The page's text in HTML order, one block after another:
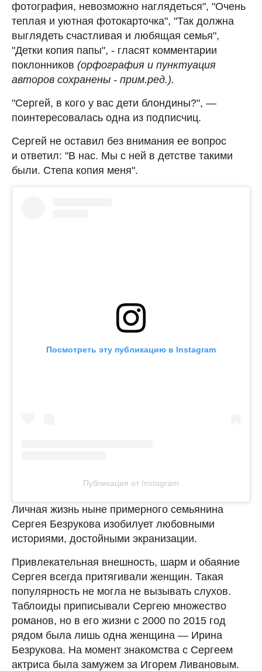
фотография, невозможно наглядеться", "Очень
теплая и уютная фотокарточка", "Так должна
выглядеть счастливая и любящая семья",
"Детки копия папы", - гласят комментарии
поклонников (орфография и пунктуация
авторов сохранены - прим.ред.).
"Сергей, в кого у вас дети блондины?", —
поинтересовалась одна из подписчиц.
Сергей не оставил без внимания ее вопрос
и ответил: "В нас. Мы с ней в детстве такими
были. Степа копия меня".
Посмотреть эту публикацию в Instagram
Публикация от Instagram
Личная жизнь ныне примерного семьянина
Сергея Безрукова изобилует любовными
историями, достойными экранизации.
Привлекательная внешность, шарм и обаяние
Сергея всегда притягивали женщин. Такая
популярность не могла не вызывать слухов.
Таблоиды приписывали Сергею множество
романов, но в его жизни с 2000 по 2015 год
рядом была лишь одна женщина — Ирина
Безрукова. На момент знакомства с Сергеем
актриса была замужем за Игорем Ливановым.